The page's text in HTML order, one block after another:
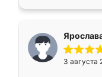
3 августа